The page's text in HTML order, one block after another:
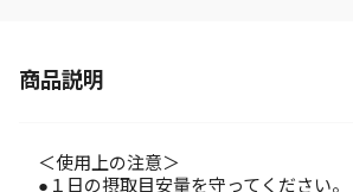
商品説明
＜使用上の注意＞
●１日の摂取目安量を守ってください。